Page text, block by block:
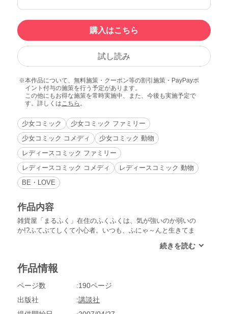
購入はこちら
試し読み
本作品について、無料施策・クーポン等の割引施策・PayPayポ
イント付与の施策を行う予定があります。
この他にもお得な施策を常時実施中、また、今後も実施予定で
す。詳しくはこちら 。
少女コミック
少女コミック ファミリー
少女コミック コメディ
少女コミック 動物
レディースコミック ファミリー
レディースコミック コメディ
レディースコミック 動物
BE・LOVE
作品内容
雑貨屋「まるふく」在住のふくふくは、気が強いのか弱いの
か!?ふてぶてしくて小心者。いつも、ふにゃ～んと生きてま
作品情報
ページ数
190ページ
出版社
講談社